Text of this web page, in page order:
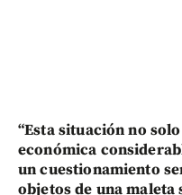
“Esta situación no
económica
un cuestionamiento
objetos de una